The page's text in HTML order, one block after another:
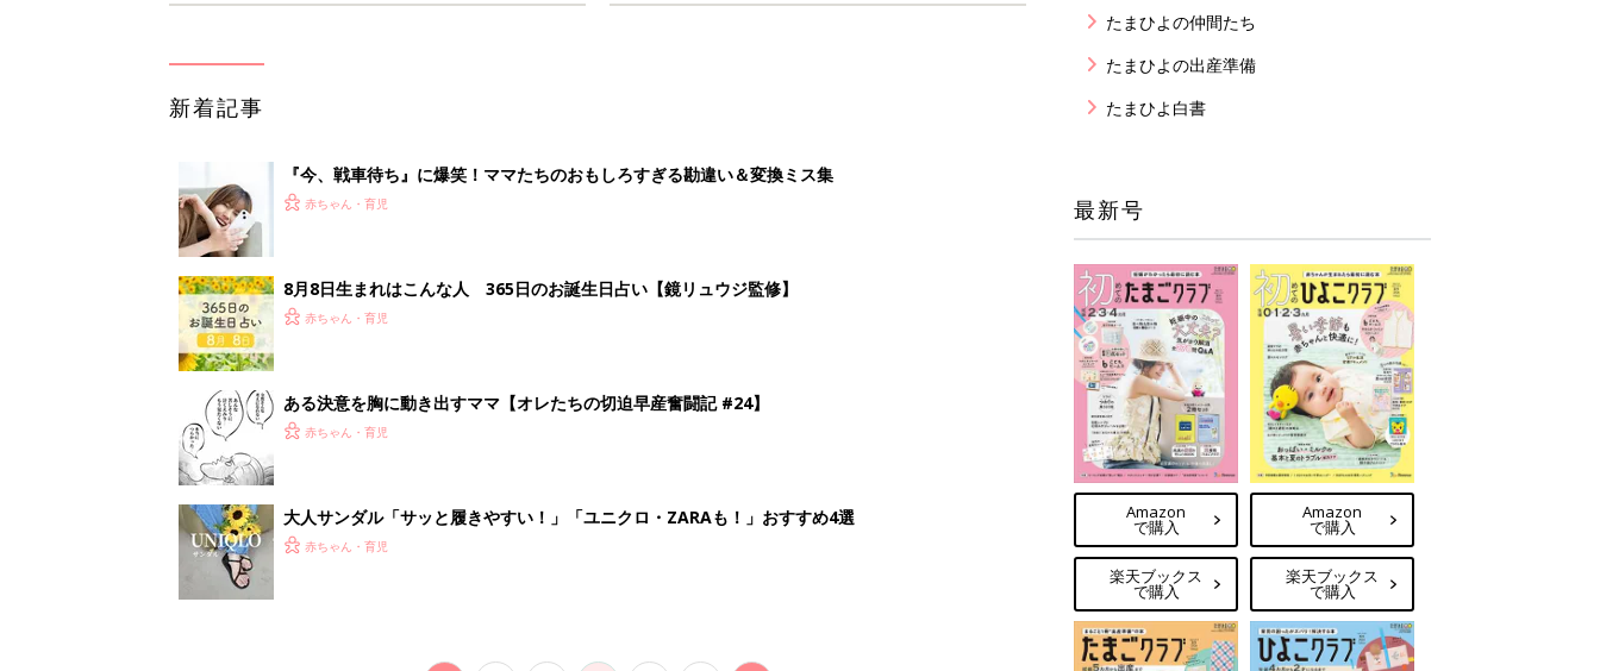
新着記事
『今、戦車待ち』に爆笑！ママたちのおもしろすぎる勘違い＆変換ミス集
赤ちゃん・育児
8月8日生まれはこんな人 365日のお誕生日占い【鏡リュウジ監修】
赤ちゃん・育児
ある決意を胸に動き出すママ【オレたちの切迫早産奮闘記 #24】
赤ちゃん・育児
大人サンダル「サッと履きやすい！」「ユニクロ・ZARAも！」おすすめ4選
赤ちゃん・育児
たまひよの仲間たち
たまひよの出産準備
たまひよ白書
最新号
Amazon
で購入
楽天ブックス
で購入
Amazon
で購入
楽天ブックス
で購入